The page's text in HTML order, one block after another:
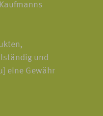
und
eine Gewähr